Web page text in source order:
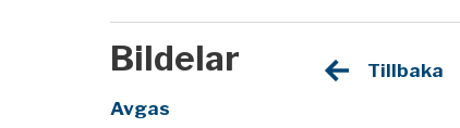
Bildelar
Avgas
Tillbaka